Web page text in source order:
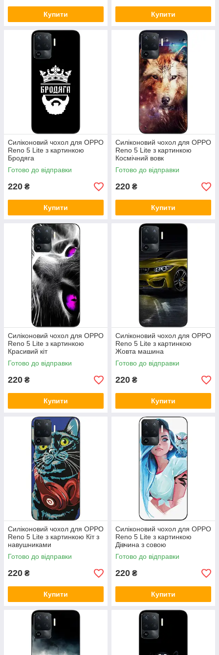
Купити Купити
Силіконовий чохол для OPPO
Reno 5 Lite з картинкою
Бродяга
Готово до відправки
220 ₴
Купити
Силіконовий чохол для OPPO
Reno 5 Lite з картинкою
Космічний вовк
Готово до відправки
220 ₴
Купити
Силіконовий чохол для OPPO
Reno 5 Lite з картинкою
Красивий кіт
Готово до відправки
220 ₴
Купити
Силіконовий чохол для OPPO
Reno 5 Lite з картинкою
Жовта машина
Готово до відправки
220 ₴
Купити
Силіконовий чохол для OPPO
Reno 5 Lite з картинкою Кіт з
навушниками
Готово до відправки
220 ₴
Купити
Силіконовий чохол для OPPO
Reno 5 Lite з картинкою
Дівчина з совою
Готово до відправки
220 ₴
Купити